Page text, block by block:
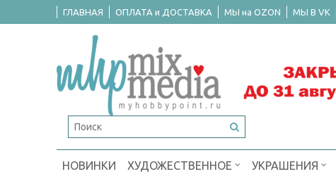
ГЛАВНАЯ ОПЛАТА и ДОСТАВКА МЫ на OZON МЫ В VK
НОВИНКИ ХУДОЖЕСТВЕННОЕ УКРАШЕНИЯ